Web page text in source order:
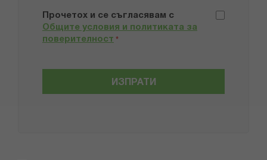
Прочетох и се съгласявам с
Общите условия и политиката за
поверителност *
ИЗПРАТИ